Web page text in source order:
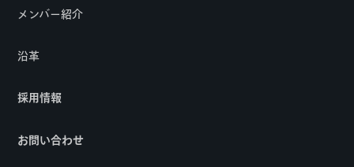
メンバー紹介
沿革
採用情報
お問い合わせ